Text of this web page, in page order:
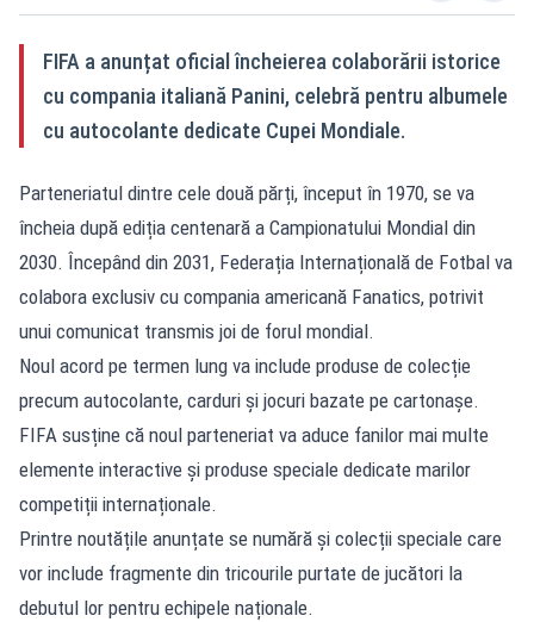
FIFA a anunțat oficial încheierea colaborării istorice
cu compania italiană Panini, celebră pentru albumele
cu autocolante dedicate Cupei Mondiale.
Parteneriatul dintre cele două părți, început în 1970, se va
încheia după ediția centenară a Campionatului Mondial din
2030. Începând din 2031, Federația Internațională de Fotbal va
colabora exclusiv cu compania americană Fanatics, potrivit
unui comunicat transmis joi de forul mondial.
Noul acord pe termen lung va include produse de colecție
precum autocolante, carduri și jocuri bazate pe cartonașe.
FIFA susține că noul parteneriat va aduce fanilor mai multe
elemente interactive și produse speciale dedicate marilor
competiții internaționale.
Printre noutățile anunțate se numără și colecții speciale care
vor include fragmente din tricourile purtate de jucători la
debutul lor pentru echipele naționale.